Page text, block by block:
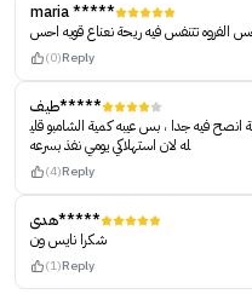
maria *****
الفروه تتنفس فيه ريحة نعناع قويه احس
(0)Reply
طيف*****
فيه جدا ، بس عيبه كمية الشامبو قلي
له لان استهلاكي يومي نفذ بسرعه
(4)Reply
هدى*****
شكرا نايس ون
(1)Reply